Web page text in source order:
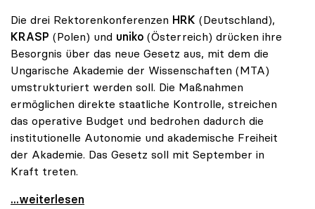
Die drei Rektorenkonferenzen HRK (Deutschland),
KRASP (Polen) und uniko (Österreich) drücken ihre
Besorgnis über das neue Gesetz aus, mit dem die
Ungarische Akademie der Wissenschaften (MTA)
umstrukturiert werden soll. Die Maßnahmen
ermöglichen direkte staatliche Kontrolle, streichen
das operative Budget und bedrohen dadurch die
institutionelle Autonomie und akademische Freiheit
der Akademie. Das Gesetz soll mit September in
Kraft treten.
Dringender Rektorenappell an Ungarns Regierung
...weiterlesen